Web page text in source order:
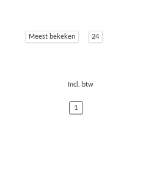
Meest bekeken 24
Incl. btw
1